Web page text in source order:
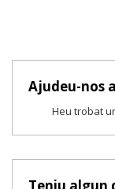
Ajudeu-nos
Heu trobat